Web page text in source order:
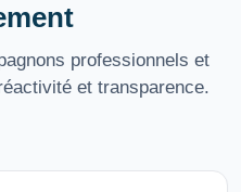
professionnels et
et transparence.